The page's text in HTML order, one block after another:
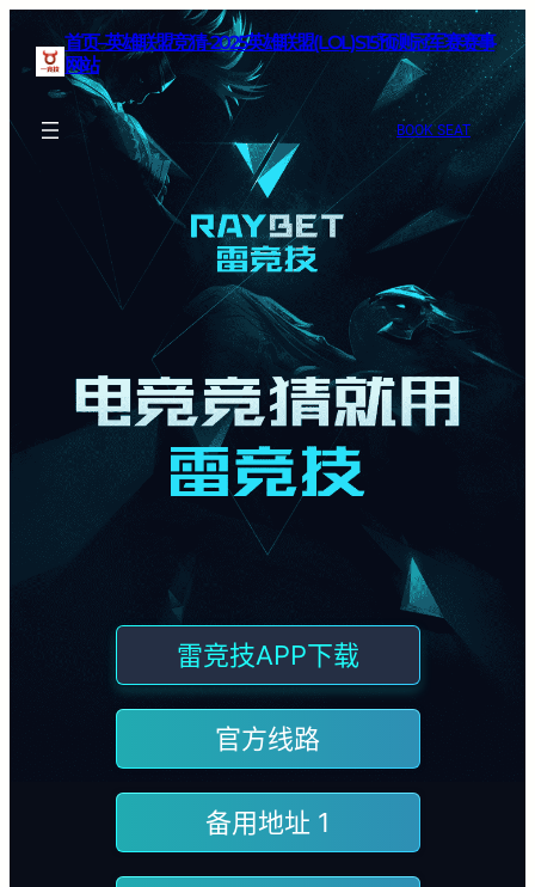
首页–英雄联盟竞猜-2025英雄联盟(LOL)S15预测冠军赛赛事
网站
BOOK SEAT